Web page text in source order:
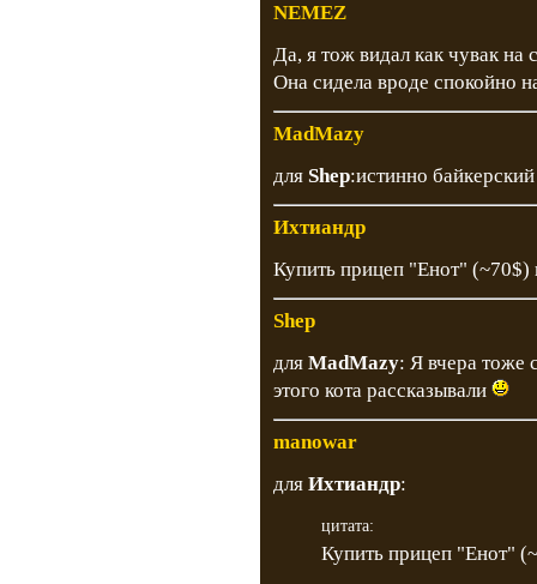
NEMEZ
Да, я тож видал как чувак на
Она сидела вроде спокойно
MadMazy
для Shep:истинно байкерский
Ихтиандр
Купить прицеп "Енот" (~70$)
Shep
для MadMazy: Я вчера тоже
этого кота рассказывали
manowar
для Ихтиандр:
цитата:
Купить прицеп "Енот"